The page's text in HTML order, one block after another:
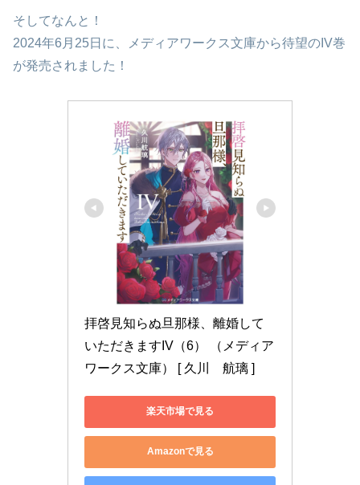
そしてなんと！
2024年6月25日に、メディアワークス文庫から待望のIV巻
が発売されました！
拝啓見知らぬ旦那様、離婚して
いただきますIV（6） （メディア
ワークス文庫） [ 久川　航璃 ]
楽天市場で見る
Amazonで見る